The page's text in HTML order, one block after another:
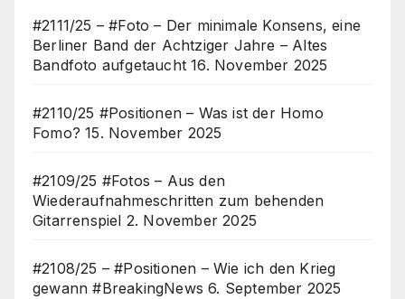
#2111/25 – #Foto – Der minimale Konsens, eine
Berliner Band der Achtziger Jahre – Altes
Bandfoto aufgetaucht 16. November 2025
#2110/25 #Positionen – Was ist der Homo
Fomo? 15. November 2025
#2109/25 #Fotos – Aus den
Wiederaufnahmeschritten zum behenden
Gitarrenspiel 2. November 2025
#2108/25 – #Positionen – Wie ich den Krieg
gewann #BreakingNews 6. September 2025